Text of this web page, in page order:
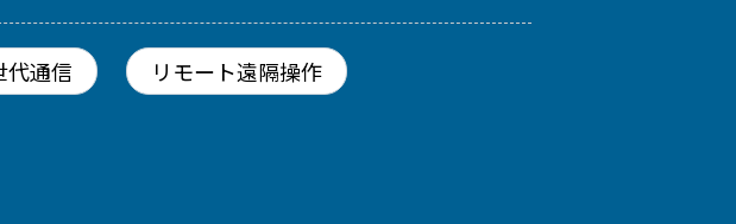
代通信 リモート遠隔操作